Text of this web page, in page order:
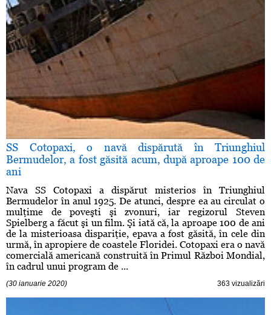
SS Cotopaxi, o navă dispărută în Triunghiul
Bermudelor, a fost găsită acum, după aproape 100 de
ani
Nava SS Cotopaxi a dispărut misterios în Triunghiul
Bermudelor în anul 1925. De atunci, despre ea au circulat o
mulţime de poveşti şi zvonuri, iar regizorul Steven
Spielberg a făcut şi un film. Şi iată că, la aproape 100 de ani
de la misterioasa dispariţie, epava a fost găsită, în cele din
urmă, în apropiere de coastele Floridei. Cotopaxi era o navă
comercială americană construită în Primul Război Mondial,
în cadrul unui program de ...
(30 ianuarie 2020) 363 vizualizări